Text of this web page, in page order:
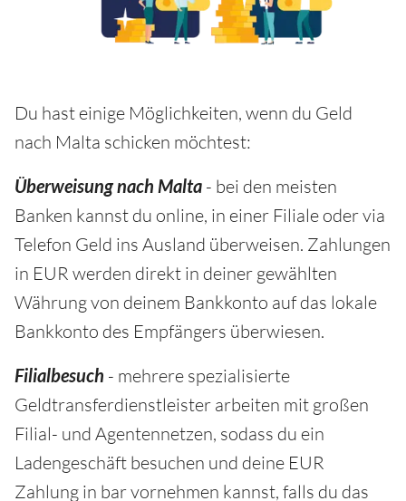
Du hast einige Möglichkeiten, wenn du Geld
nach Malta schicken möchtest:
Überweisung nach Malta - bei den meisten
Banken kannst du online, in einer Filiale oder via
Telefon Geld ins Ausland überweisen. Zahlungen
in EUR werden direkt in deiner gewählten
Währung von deinem Bankkonto auf das lokale
Bankkonto des Empfängers überwiesen.
Filialbesuch - mehrere spezialisierte
Geldtransferdienstleister arbeiten mit großen
Filial- und Agentennetzen, sodass du ein
Ladengeschäft besuchen und deine EUR
Zahlung in bar vornehmen kannst, falls du das